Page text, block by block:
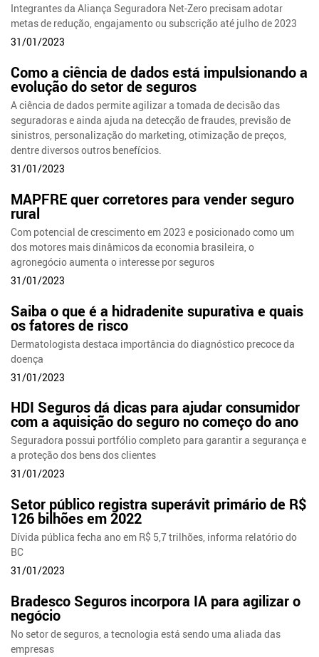
Integrantes da Aliança Seguradora Net-Zero precisam adotar
metas de redução, engajamento ou subscrição até julho de 2023
31/01/2023
Como a ciência de dados está impulsionando a
evolução do setor de seguros
A ciência de dados permite agilizar a tomada de decisão das
seguradoras e ainda ajuda na detecção de fraudes, previsão de
sinistros, personalização do marketing, otimização de preços,
dentre diversos outros benefícios.
31/01/2023
MAPFRE quer corretores para vender seguro
rural
Com potencial de crescimento em 2023 e posicionado como um
dos motores mais dinâmicos da economia brasileira, o
agronegócio aumenta o interesse por seguros
31/01/2023
Saiba o que é a hidradenite supurativa e quais
os fatores de risco
Dermatologista destaca importância do diagnóstico precoce da
doença
31/01/2023
HDI Seguros dá dicas para ajudar consumidor
com a aquisição do seguro no começo do ano
Seguradora possui portfólio completo para garantir a segurança e
a proteção dos bens dos clientes
31/01/2023
Setor público registra superávit primário de R$
126 bilhões em 2022
Dívida pública fecha ano em R$ 5,7 trilhões, informa relatório do
BC
31/01/2023
Bradesco Seguros incorpora IA para agilizar o
negócio
No setor de seguros, a tecnologia está sendo uma aliada das
empresas